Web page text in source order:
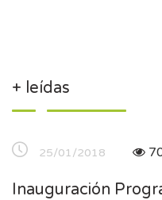
+ leídas
25/01/2018
Inauguración